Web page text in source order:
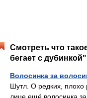
Смотреть что
бегает с
Волосинка за
Шутл. О редких, плохо